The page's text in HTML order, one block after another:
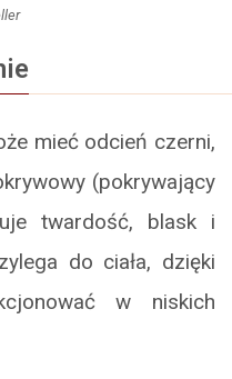
mieć odcień czerni,
(pokrywający
twardość, blask i
do ciała, dzięki
w niskich